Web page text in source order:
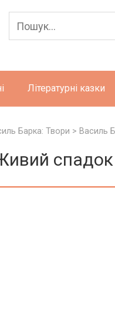
Літературні казки
Барка: Твори > Василь
спадок